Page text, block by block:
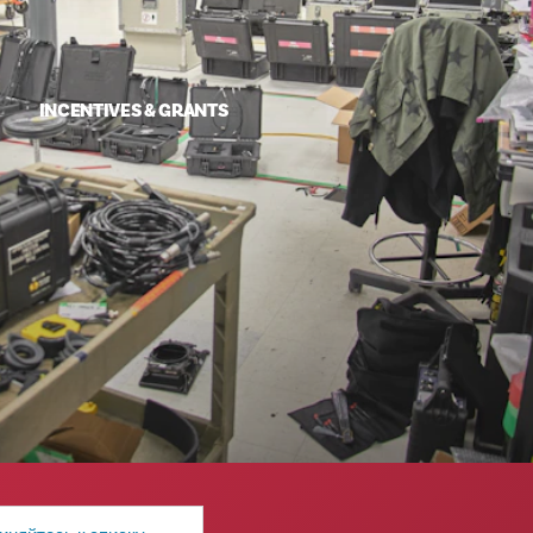
INCENTIVES & GRANTS